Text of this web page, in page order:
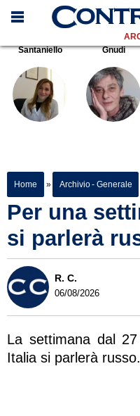
Santaniello
Gnudi
Home » Archivio - Generale
Per una
si parlerà
R. C.
06/08/2026
La settimana dal
Italia si parlerà russo.